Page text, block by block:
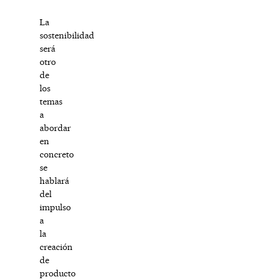
La
sostenibilidad
será
otro
de
los
temas
a
abordar
en
concreto
se
hablará
del
impulso
a
la
creación
de
producto